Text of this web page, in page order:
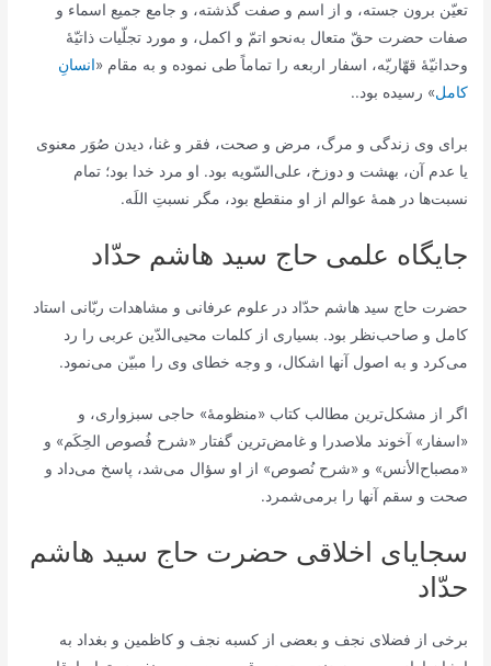
تعيّن برون جسته، و از اسم و صفت گذشته، و جامع جميع اسماء و
صفات حضرت حقّ متعال به‌نحو اتمّ و اكمل، و مورد تجلّيات ذاتيّۀ
وحدانيّۀ قهّاريّه، اسفار اربعه را تماماً طی نموده و به مقام «انسانِ
کامل» رسیده بود..
برای وی زندگی و مرگ، مرض و صحت، فقر و غنا، دیدن صُوَر معنوی
یا عدم آن، بهشت و دوزخ، علی‌السّویه بود. او مرد خدا بود؛ تمام
نسبت‌ها در همۀ عوالم از او منقطع بود، مگر نسبتِ اللَه.
جایگاه علمی حاج سید هاشم حدّاد
حضرت حاج سید هاشم حدّاد در علوم عرفانی و مشاهدات ربّانی استاد
کامل و صاحب‌نظر بود. بسیاری از کلمات محیی‌الدّین عربی را رد
می‌کرد و به اصول آنها اشکال، و وجه خطای وی را مبیّن می‌نمود.
اگر از مشکل‌ترین مطالب کتاب «منظومۀ» حاجی سبزواری، و
«اسفار» آخوند ملاصدرا و غامض‌ترین گفتار «شرح فُصوص الحِکَم» و
«مصباح‌الأنس» و «شرح نُصوص» از او سؤال می‌شد، پاسخ می‌داد و
صحت و سقم آنها را برمی‌شمرد.
سجایای اخلاقی حضرت حاج سید هاشم
حدّاد
برخی از فضلای نجف و بعضی از کسبه نجف و کاظمین و بغداد به